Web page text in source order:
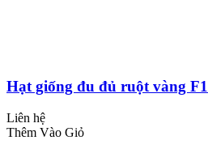
Hạt giống đu đủ ruột vàng F1
Liên hệ
Thêm Vào Giỏ